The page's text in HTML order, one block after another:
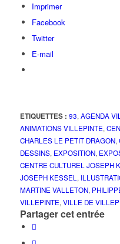
Imprimer
Facebook
Twitter
E-mail
ETIQUETTES : 93,AGENDA
ANIMATIONS VILLEPINTE,
CHARLES LE PETIT DRAGON,
DESSINS, EXPOSITION,
CENTRE CULTUREL JOSEPH
JOSEPH KESSEL,
MARTINE VALLETON,
VILLEPINTE,VILLE DE
Partager cet entrée